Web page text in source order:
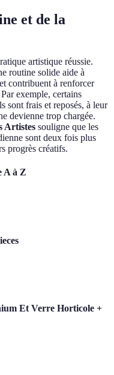
et de la
artistique réussie.
routine solide aide à
contribuent à renforcer
exemple, certains
sont frais et reposés, à leur
devienne trop chargée.
Artistes souligne que les
sont deux fois plus
progrès créatifs.
A à Z
Et Verre Horticole +